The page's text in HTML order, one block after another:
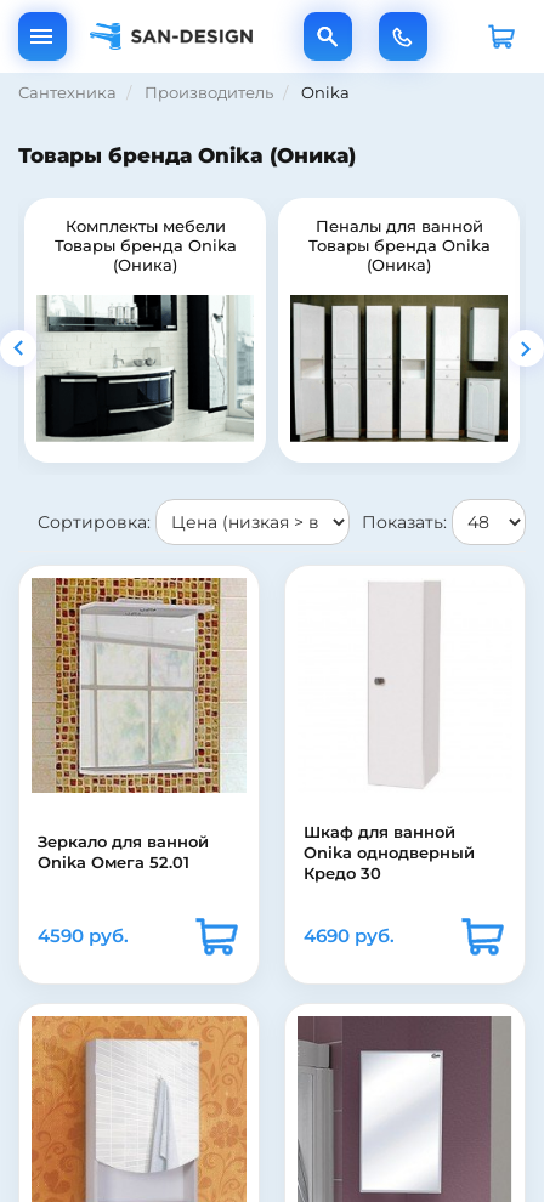
Сантехника Производитель Onika
Товары бренда Onika (Оника)
Комплекты мебели
Товары бренда Onika
(Оника)
Пеналы для ванной
Товары бренда Onika
(Оника)
Показать:
Сортировка:
Зеркало для ванной
Onika Омега 52.01
4590 руб.
Шкаф для ванной
Onika однодверный
Кредо 30
4690 руб.